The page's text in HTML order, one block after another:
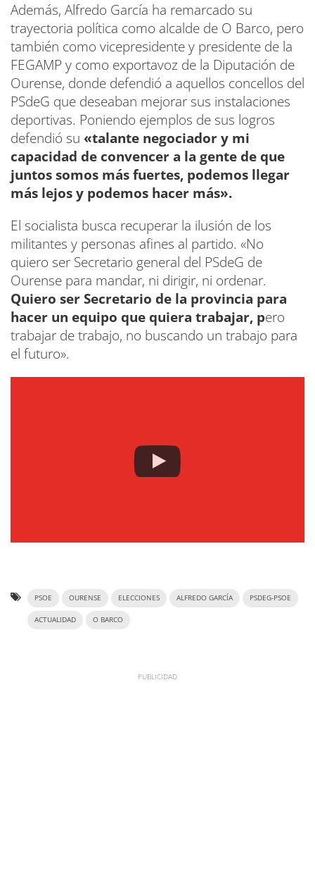
Además, Alfredo García ha remarcado su
trayectoria política como alcalde de O Barco, pero
también como vicepresidente y presidente de la
FEGAMP y como exportavoz de la Diputación de
Ourense, donde defendió a aquellos concellos del
PSdeG que deseaban mejorar sus instalaciones
deportivas. Poniendo ejemplos de sus logros
defendió su «talante negociador y mi
capacidad de convencer a la gente de que
juntos somos más fuertes, podemos llegar
más lejos y podemos hacer más».
El socialista busca recuperar la ilusión de los
militantes y personas afines al partido. «No
quiero ser Secretario general del PSdeG de
Ourense para mandar, ni dirigir, ni ordenar.
Quiero ser Secretario de la provincia para
hacer un equipo que quiera trabajar, pero
trabajar de trabajo, no buscando un trabajo para
el futuro».
PSOE OURENSE ELECCIONES ALFREDO GARCÍA PSDEG-PSOE
ACTUALIDAD O BARCO